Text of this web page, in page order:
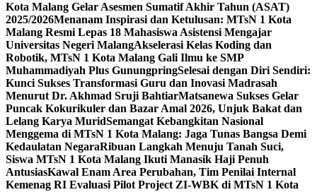
Kota Malang Gelar Asesmen Sumatif Akhir Tahun (ASAT)
2025/2026Menanam Inspirasi dan Ketulusan: MTsN 1 Kota
Malang Resmi Lepas 18 Mahasiswa Asistensi Mengajar
Universitas Negeri MalangAkselerasi Kelas Koding dan
Robotik, MTsN 1 Kota Malang Gali Ilmu ke SMP
Muhammadiyah Plus GunungpringSelesai dengan Diri Sendiri:
Kunci Sukses Transformasi Guru dan Inovasi Madrasah
Menurut Dr. Akhmad Sruji BahtiarMatsanewa Sukses Gelar
Puncak Kokurikuler dan Bazar Amal 2026, Unjuk Bakat dan
Lelang Karya MuridSemangat Kebangkitan Nasional
Menggema di MTsN 1 Kota Malang: Jaga Tunas Bangsa Demi
Kedaulatan NegaraRibuan Langkah Menuju Tanah Suci,
Siswa MTsN 1 Kota Malang Ikuti Manasik Haji Penuh
AntusiasKawal Enam Area Perubahan, Tim Penilai Internal
Kemenag RI Evaluasi Pilot Project ZI-WBK di MTsN 1 Kota